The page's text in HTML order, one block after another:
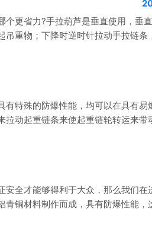
更省力?手拉葫芦是垂直使用，垂
重物；下降时逆时针拉动手拉链
特殊的防爆性能，均可以在具有
动起重链条来使起重链轮转运来
全才能够得利于大众，那么我们
铜材料制作而成，具有防爆性能，